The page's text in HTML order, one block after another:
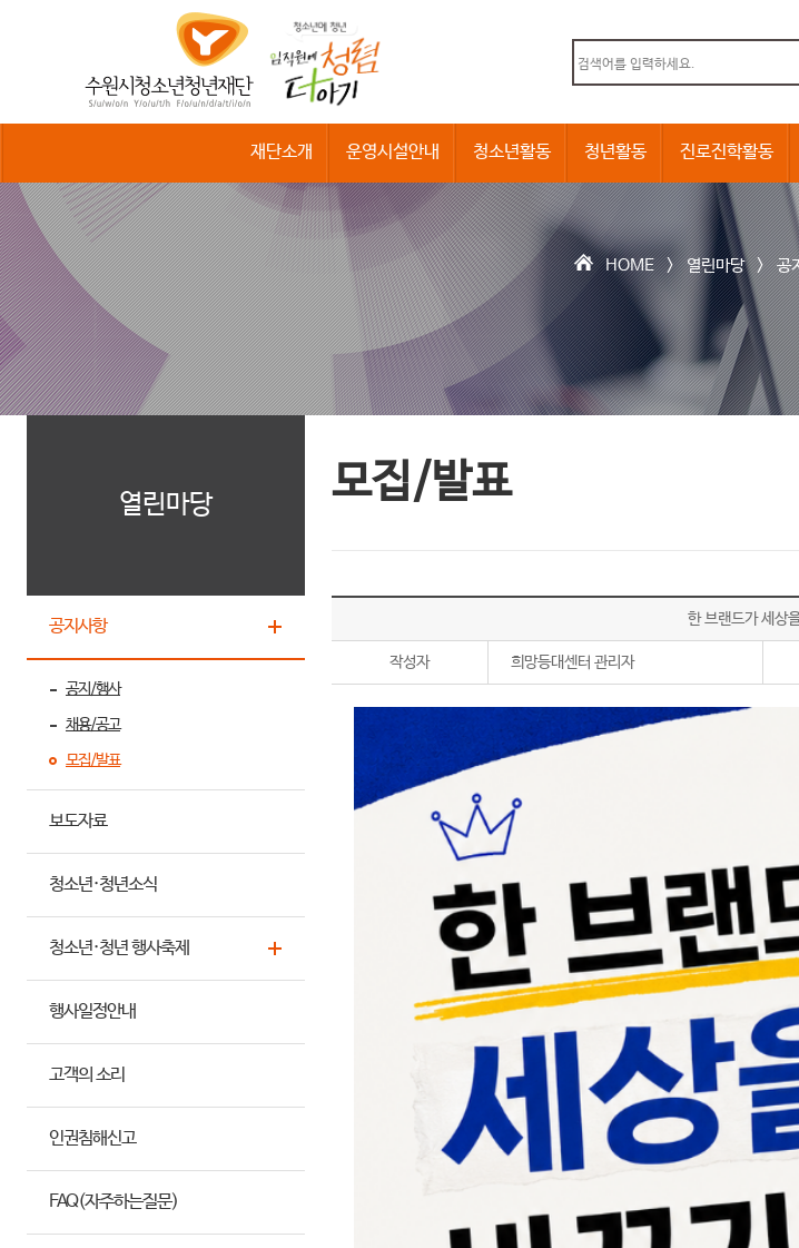
청
소
년
년
재
단
재단소개 운영시설안내 청소년활동 청년활동 진로진학활동
HOME >열린마당>공
열린마당
공지사항
공지/행사
채용/공고
모집/발표
보도자료
청소년·청년소식
청소년·청년 행사축제
행사일정안내
고객의 소리
인권침해신고
FAQ(자주하는질문)
모집/발표
한 브랜드가 세상
작성자 희망등대센터 관리자